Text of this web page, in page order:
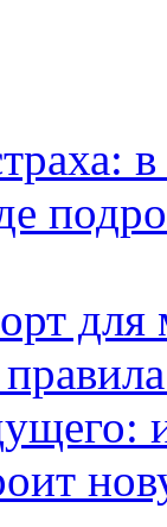
для